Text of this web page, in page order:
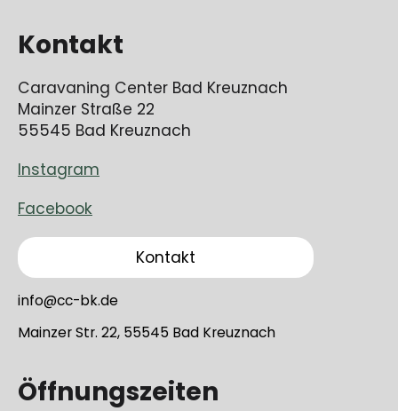
Kontakt
Caravaning Center Bad Kreuznach
Mainzer Straße 22
55545 Bad Kreuznach
Instagram
Facebook
Kontakt
info@cc-bk.de
Mainzer Str. 22, 55545 Bad Kreuznach
Öffnungszeiten